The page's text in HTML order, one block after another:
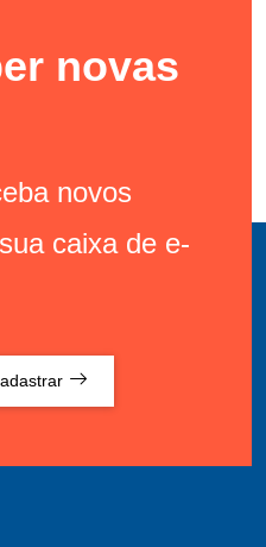
novas
novos
caixa de e-